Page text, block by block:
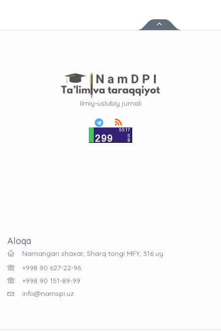
Ilmiy-uslubiy jurnali
Aloqa
Namangan shaxar, Sharq tongi MFY, 316 uy
+998 90 627-22-96
+998 90 151-89-99
info@namspi.uz